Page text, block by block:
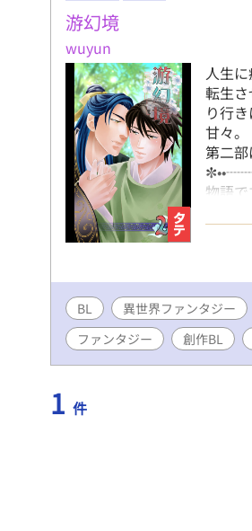
游幻境
wuyun
人生
転生
り行
甘々
第二
物語
ざい
BL 異世界ファンタジー
ファンタジー
創作BL
1 件